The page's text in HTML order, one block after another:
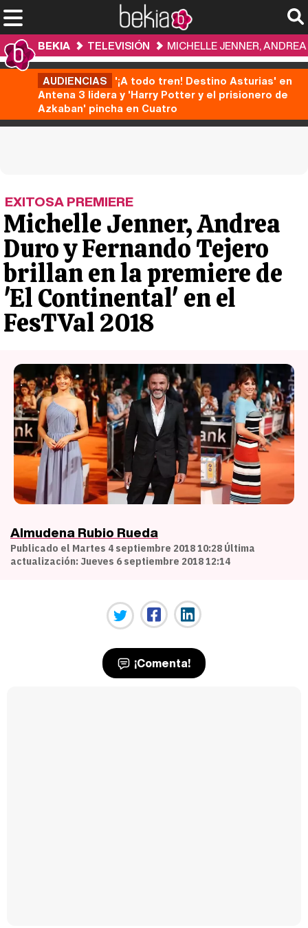
BEKIA TELEVISIÓN MICHELLE JENNER,
AUDIENCIAS '¡A todo tren! Destino Asturias' en
Antena 3 lidera y 'Harry Potter y el prisionero de
Azkaban' pincha en Cuatro
EXITOSA PREMIERE
Michelle Jenner, Andrea
Duro y Fernando Tejero
brillan en la premiere de
'El Continental' en el
FesTVal 2018
Almudena Rubio Rueda
Publicado el Martes 4 septiembre 2018 10:28 Última
actualización: Jueves 6 septiembre 2018 12:14
¡Comenta!